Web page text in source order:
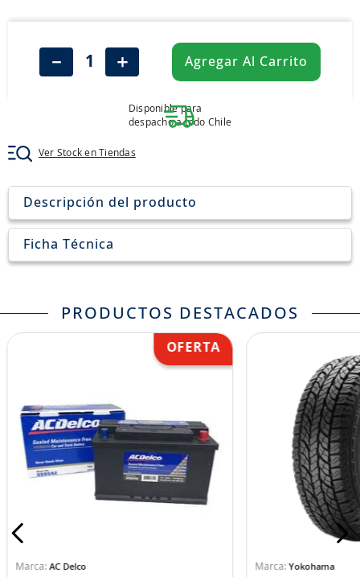
＋
－ Agregar Al Carrito
Disponible para
despacho a todo Chile
Ver Stock en Tiendas
Descripción del producto
Ficha Técnica
PRODUCTOS DESTACADOS
AC Delco Yokohama
neumáticos 235